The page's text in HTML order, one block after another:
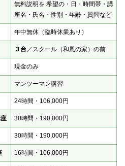
無料説明を 希望の・日・時間帯・講
座名・氏名・性別・年齢・質問など
年中無休（臨時休業あり）
３台／スクール（和風の家）の前
現金のみ
マンツーマン講習
24時間・106,000円
30時間・190,000円
30時間・190,000円
16時間・106,000円